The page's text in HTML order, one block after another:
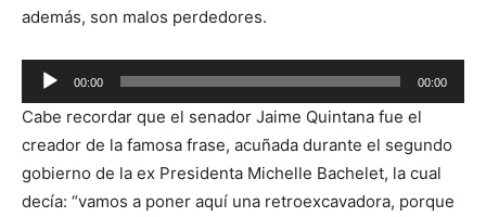
además, son malos perdedores.
Reproductor
de
audio
00:00 00:00
Cabe recordar que el senador Jaime Quintana fue el
creador de la famosa frase, acuñada durante el segundo
gobierno de la ex Presidenta Michelle Bachelet, la cual
decía: “vamos a poner aquí una retroexcavadora, porque